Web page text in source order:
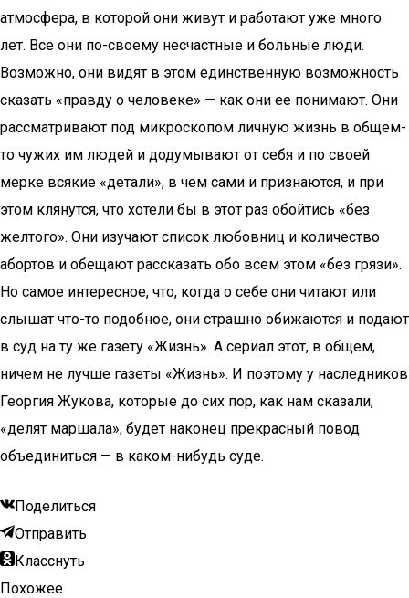
атмосфера, в которой они живут и работают уже много
лет. Все они по-своему несчастные и больные люди.
Возможно, они видят в этом единственную возможность
сказать «правду о человеке» — как они ее понимают. Они
рассматривают под микроскопом личную жизнь в общем-
то чужих им людей и додумывают от себя и по своей
мерке всякие «детали», в чем сами и признаются, и при
этом клянутся, что хотели бы в этот раз обойтись «без
желтого». Они изучают список любовниц и количество
абортов и обещают рассказать обо всем этом «без грязи».
Но самое интересное, что, когда о себе они читают или
слышат что-то подобное, они страшно обижаются и подают
в суд на ту же газету «Жизнь». А сериал этот, в общем,
ничем не лучше газеты «Жизнь». И поэтому у наследников
Георгия Жукова, которые до сих пор, как нам сказали,
«делят маршала», будет наконец прекрасный повод
объединиться — в каком-нибудь суде.
Поделиться
Отправить
Класснуть
Похожее